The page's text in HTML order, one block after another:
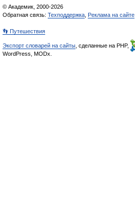
© Академик, 2000-2026
Обратная связь: Техподдержка Реклама на сайте
👣 Путешествия
Экспорт словарей на сайты , сделанные на PHP,
WordPress, MODx.